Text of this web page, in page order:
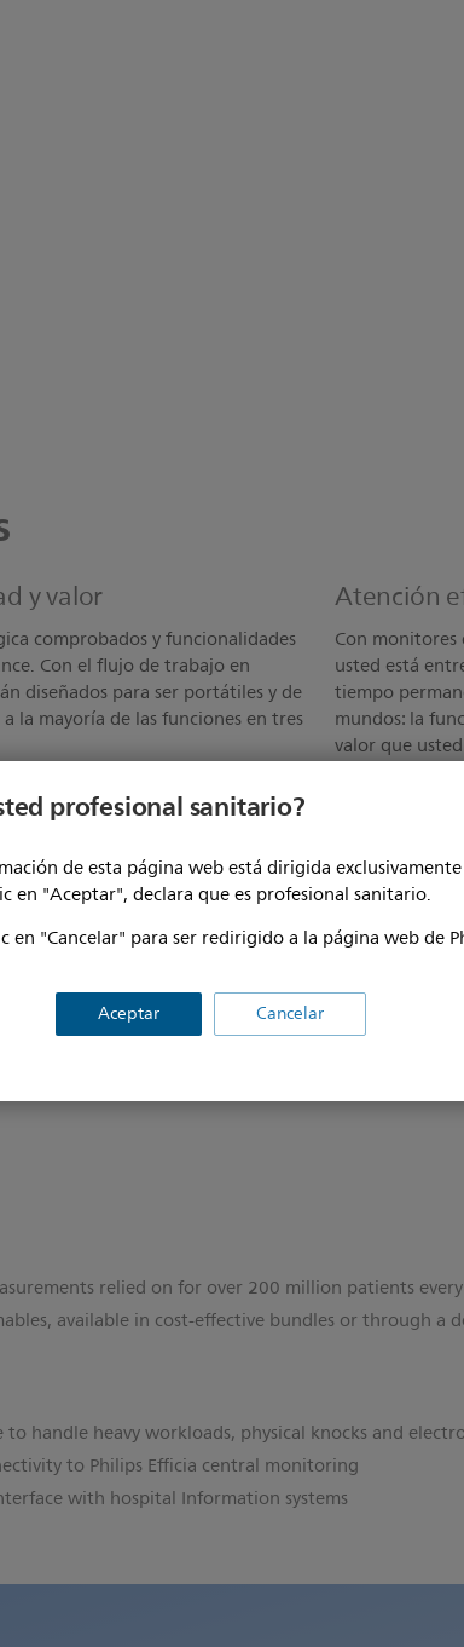
profesional sanitario?
de esta página web está dirigida
en "Aceptar", declara que es profesional sanitario.
en "Cancelar" para ser redirigido a la página web de
Aceptar Cancelar
y valor
comprobados y funcionalidades
Con el flujo de trabajo en
diseñados para ser portátiles y de
la mayoría de las funciones en tres
Atención
Con monitores
usted está
tiempo
mundos: la
valor que
sus capacidades
constante de satisfacer las
ajustado - o las presiones de
manera, usted confía en la
y la información que
gestión de pacientes. Ahora no
La
Los monitores
fisiológicas de
de pacientes
centran en la
que puede
compra y un
relied on for over 200 million patients
available in cost-effective bundles or through
handle heavy workloads, physical knocks and
to Philips Efficia central monitoring
with hospital Information systems